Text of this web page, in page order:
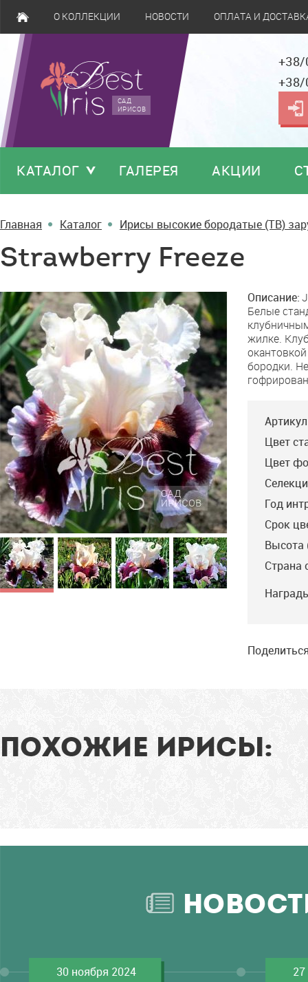
О КОЛЛЕКЦИИ НОВОСТИ ОПЛАТА И
САД
ИРИСОВ
КАТАЛОГ ГАЛЕРЕЯ АКЦИИ
Главная Каталог Ирисы высокие бородатые (TB)
Strawberry Freeze
Strawberry
Freeze
Описание:
Белые
жилке.
бородки.
Цвет
Цвет
Год
Срок
Высота
Страна
ПОХОЖИЕ ИРИСЫ:
30 ноября 2024